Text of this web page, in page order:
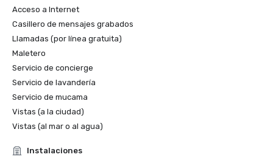
Acceso a Internet
Casillero de mensajes grabados
Llamadas (por línea gratuita)
Maletero
Servicio de concierge
Servicio de lavandería
Servicio de mucama
Vistas (a la ciudad)
Vistas (al mar o al agua)
Instalaciones